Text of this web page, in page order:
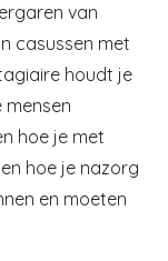
van
casussen met
houdt je
hoe je met
hoe je nazorg
en moeten